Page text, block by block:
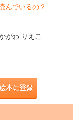
んでいるの？
がわ りえこ
本に登録